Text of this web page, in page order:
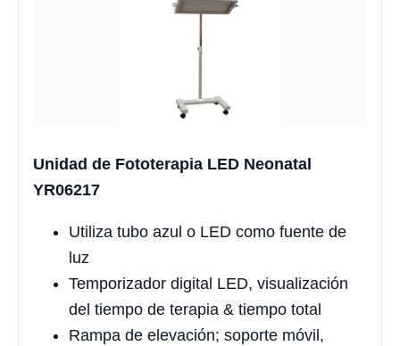
Unidad de Fototerapia LED Neonatal
YR06217
Utiliza tubo azul o LED como fuente de
luz
Temporizador digital LED, visualización
del tiempo de terapia & tiempo total
Rampa de elevación; soporte móvil,